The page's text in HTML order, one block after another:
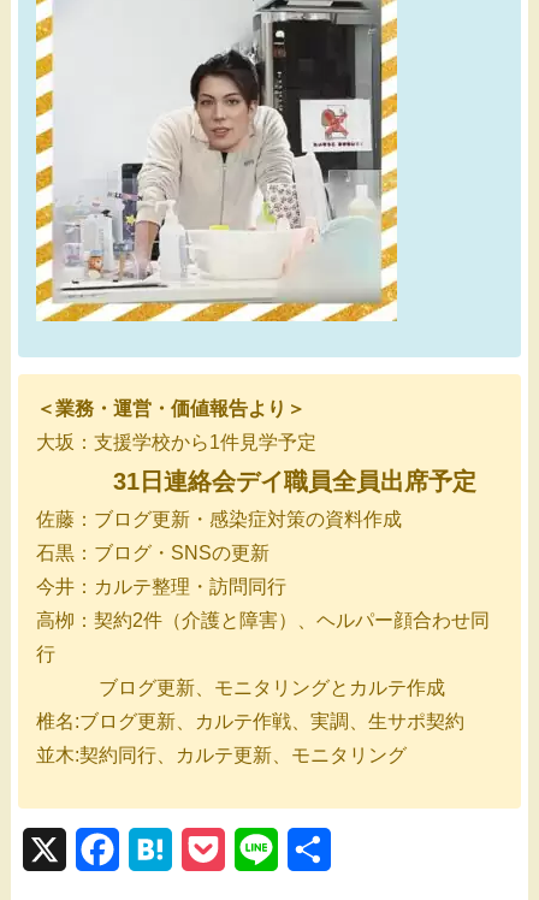
＜業務・運営・価値報告より＞
大坂：支援学校から1件見学予定
31日連絡会デイ職員全員出席予定
佐藤：ブログ更新・感染症対策の資料作成
石黒：ブログ・SNSの更新
今井：カルテ整理・訪問同行
高栁：契約2件（介護と障害）、ヘルパー顔合わせ同
行
ブログ更新、モニタリングとカルテ作成
椎名:ブログ更新、カルテ作戦、実調、生サポ契約
並木:契約同行、カルテ更新、モニタリング